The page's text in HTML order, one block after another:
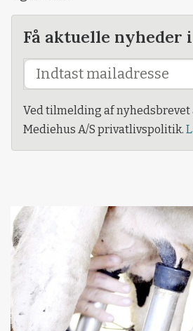
Få aktuelle nyheder
Ved tilmelding af nyhedsbrevet
Mediehus A/S privatlivspolitik.